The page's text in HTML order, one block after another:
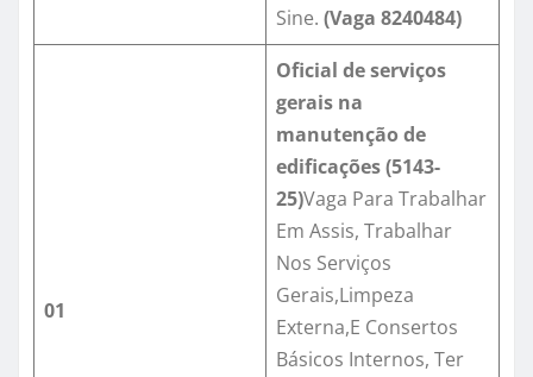
Sine. (Vaga 8240484)
01
Oficial de serviços
gerais na
manutenção de
edificações (5143-
25)Vaga Para Trabalhar
Em Assis, Trabalhar
Nos Serviços
Gerais,Limpeza
Externa,E Consertos
Básicos Internos, Ter